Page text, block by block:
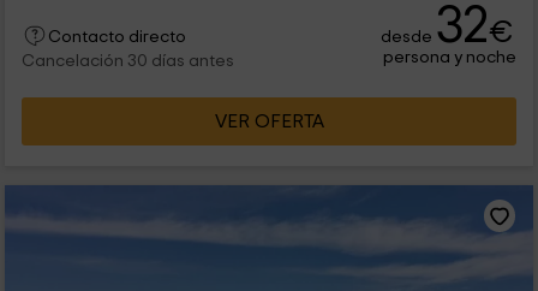
Contacto directo
Cancelación 30 días antes
desde 32€
persona y noche
VER OFERTA